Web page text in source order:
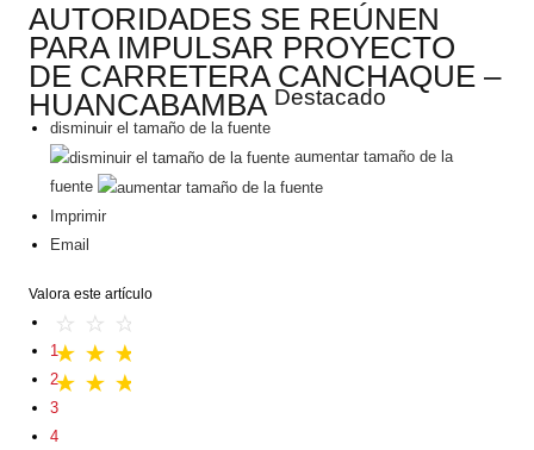
AUTORIDADES SE REÚNEN
PARA IMPULSAR PROYECTO
DE CARRETERA CANCHAQUE –
HUANCABAMBA Destacado
disminuir el tamaño de la fuente
aumentar tamaño de la
fuente
Imprimir
Email
Valora este artículo
1
2
3
4